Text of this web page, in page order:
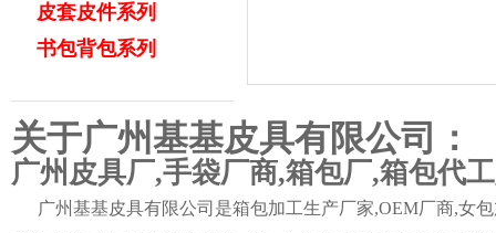
皮套皮件系列
书包背包系列
关于广州基基皮具有限公司：
广州皮具厂,手袋厂商,箱包厂,箱包代
广州基基皮具有限公司是箱包加工生产厂家,OEM厂商,女